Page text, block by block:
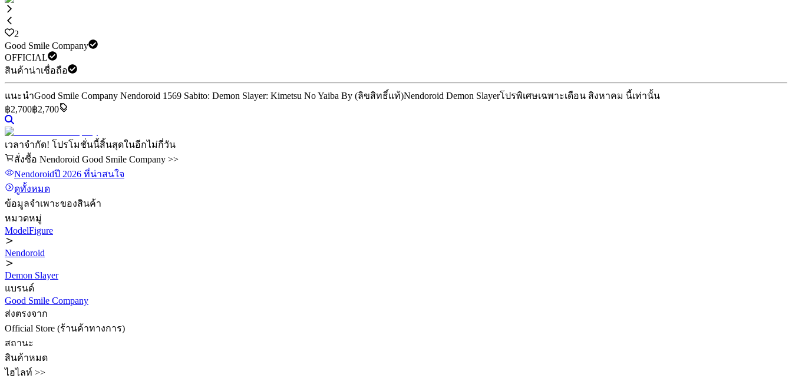
2
Good Smile Company
OFFICIAL
สินค้าน่าเชื่อถือ
แนะนำGood Smile Company Nendoroid 1569 Sabito: Demon Slayer: Kimetsu No Yaiba By (ลิขสิทธิ์แท้)Nendoroid Demon Slayerโปรพิเศษเฉพาะเดือน สิงหาคม นี้เท่านั้น
฿2,700฿2,700
เวลาจำกัด! โปรโมชั่นนี้สิ้นสุดในอีกไม่กี่วัน
สั่งซื้อ Nendoroid Good Smile Company >>
Nendoroidปี 2026 ที่น่าสนใจ
ดูทั้งหมด
ข้อมูลจำเพาะของสินค้า
หมวดหมู่
ModelFigure
Nendoroid
Demon Slayer
แบรนด์
Good Smile Company
ส่งตรงจาก
Official Store (ร้านค้าทางการ)
สถานะ
สินค้าหมด
ไฮไลท์ >>